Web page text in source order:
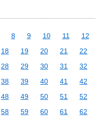
8 9 10 11
12
18 19 20 21
22
28 29 30 31
32
38 39 40 41
42
48 49 50 51
52
58 59 60 61
62